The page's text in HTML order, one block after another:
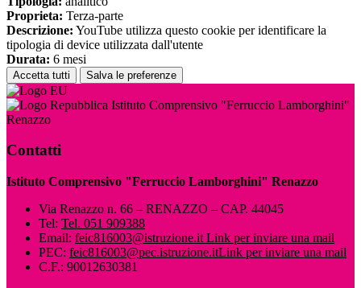
Proprieta: Terza-parte
Descrizione: YouTube utilizza questo cookie per identificare la
tipologia di device utilizzata dall'utente
Durata: 6 mesi
Accetta tutti Salva le preferenze
Istituto Comprensivo "Ferruccio Lamborghini"
Renazzo
Contatti
Istituto Comprensivo "Ferruccio Lamborghini" Renazzo
Via Renazzo n. 66 – RENAZZO – CAP. 44045
Tel: Tel. 051 909388
Email: feic816003@istruzione.it Link per inviare una mail
PEC: feic816003@pec.istruzione.itLink per inviare una mail
C.F.: 90012630381